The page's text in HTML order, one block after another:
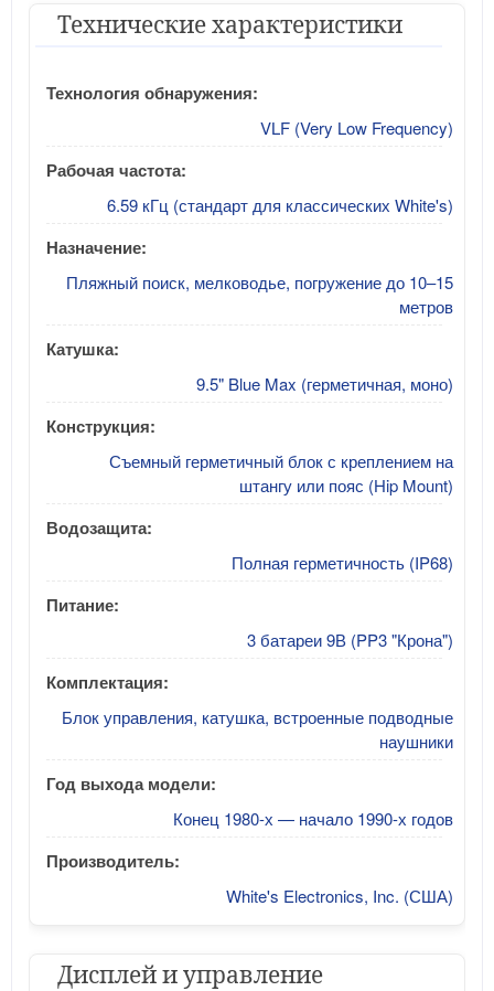
Технические характеристики
Технология обнаружения:
VLF (Very Low Frequency)
Рабочая частота:
6.59 кГц (стандарт для классических White's)
Назначение:
Пляжный поиск, мелководье, погружение до 10–15
метров
Катушка:
9.5" Blue Max (герметичная, моно)
Конструкция:
Съемный герметичный блок с креплением на
штангу или пояс (Hip Mount)
Водозащита:
Полная герметичность (IP68)
Питание:
3 батареи 9В (PP3 "Крона")
Комплектация:
Блок управления, катушка, встроенные подводные
наушники
Год выхода модели:
Конец 1980-х — начало 1990-х годов
Производитель:
White's Electronics, Inc. (США)
Дисплей и управление